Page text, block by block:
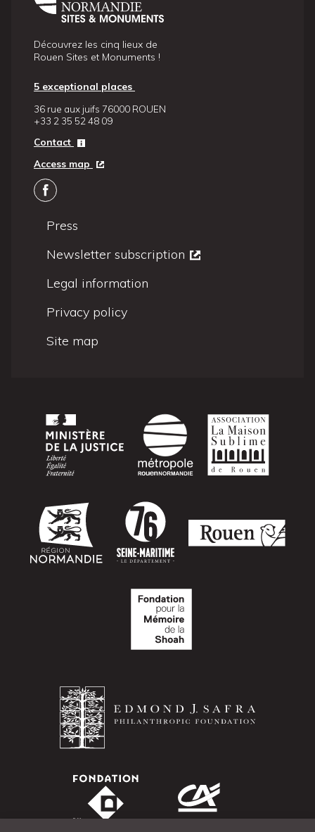
Découvrez les cinq lieux de
Rouen Sites et Monuments !
5 exceptional places
36 rue aux juifs 76000 ROUEN
+33 2 35 52 48 09
Contact
Access map
Press
Newsletter subscription
Legal information
Privacy policy
Site map